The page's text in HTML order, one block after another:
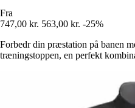
Fra
747,00 kr. 563,00 kr. -25%
Forbedr din præstation på banen
træningstoppen, en perfekt